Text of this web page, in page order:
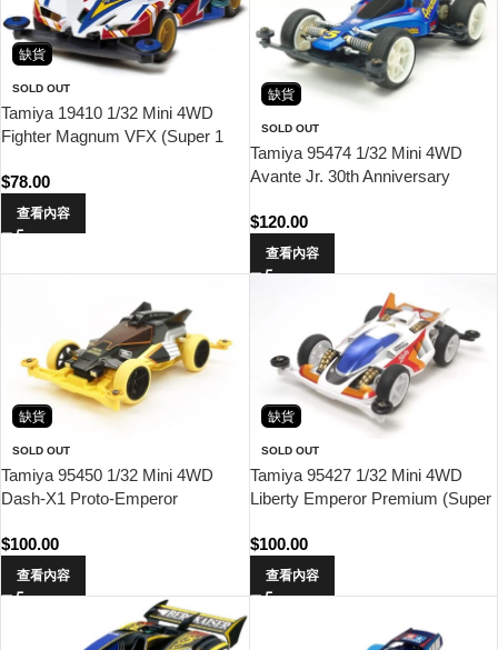
缺貨
SOLD OUT
Tamiya 19410 1/32 Mini 4WD
Fighter Magnum VFX (Super 1
$78.00
查看內容
缺貨
SOLD OUT
Tamiya 95474 1/32 Mini 4WD
Avante Jr. 30th Anniversary
$120.00
查看內容
缺貨
SOLD OUT
Tamiya 95450 1/32 Mini 4WD
Dash-X1 Proto-Emperor
Chassis)
$100.00
查看內容
缺貨
SOLD OUT
Tamiya 95427 1/32 Mini 4WD
Liberty Emperor Premium (Super
$100.00
查看內容